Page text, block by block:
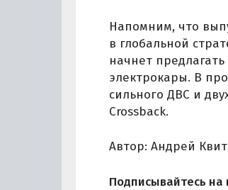
Напомним, что
в глобальной
начнет
электрокары. В
сильного ДВС и
Crossback.
Автор: Андрей
Подписывайтесь на